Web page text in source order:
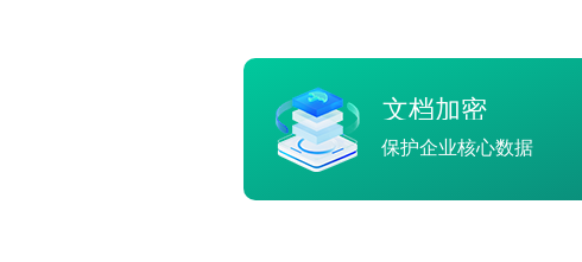
文档加密
保护企业核心数据